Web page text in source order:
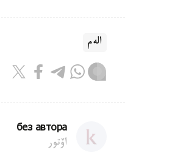
الەم
без автора
اۆتور